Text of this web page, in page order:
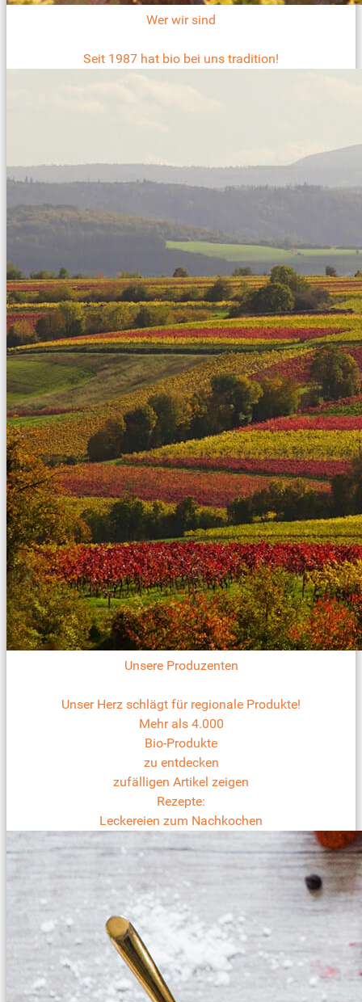
Wer wir sind
Seit 1987 hat bio bei uns tradition!
Unsere Produzenten
Unser Herz schlägt für regionale Produkte!
Mehr als 4.000
Bio-Produkte
zu entdecken
zufälligen Artikel zeigen
Rezepte:
Leckereien zum Nachkochen